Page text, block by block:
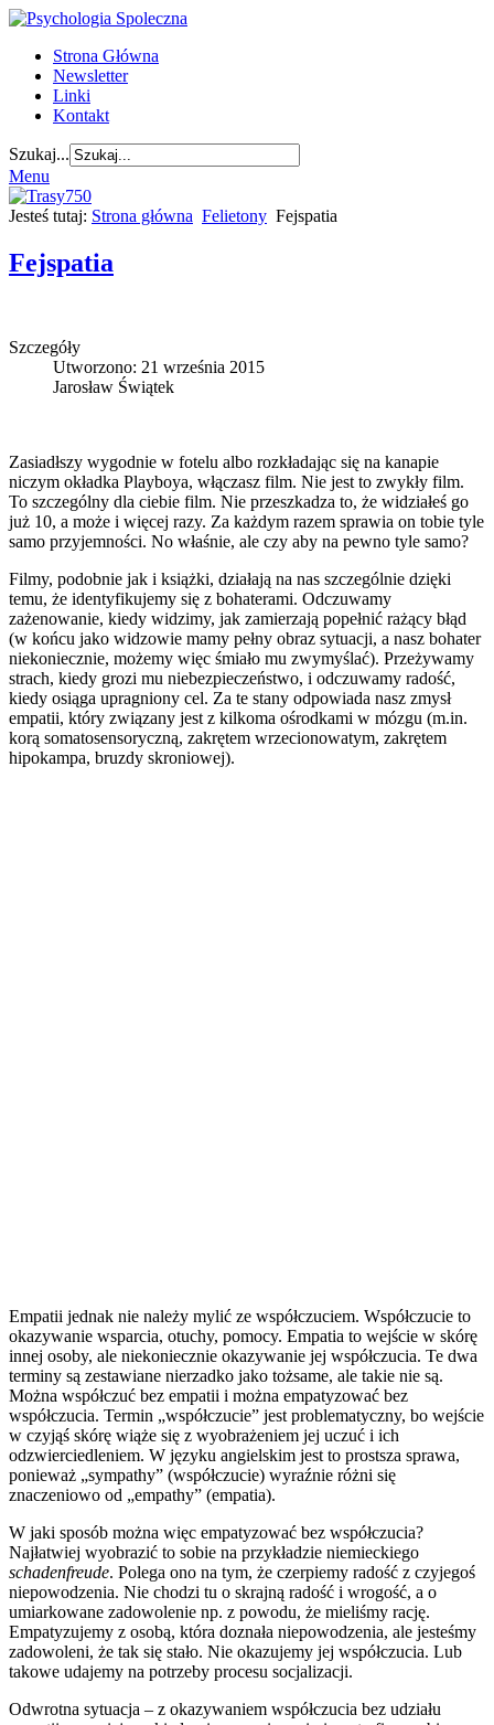
Strona Główna
Newsletter
Linki
Kontakt
Szukaj...
Menu
Jesteś tutaj: Strona główna Felietony Fejspatia
Fejspatia
Szczegóły
Utworzono: 21 września 2015
Jarosław Świątek
Zasiadłszy wygodnie w fotelu albo rozkładając się na kanapie
niczym okładka Playboya, włączasz film. Nie jest to zwykły film.
To szczególny dla ciebie film. Nie przeszkadza to, że widziałeś go
już 10, a może i więcej razy. Za każdym razem sprawia on tobie tyle
samo przyjemności. No właśnie, ale czy aby na pewno tyle samo?
Filmy, podobnie jak i książki, działają na nas szczególnie dzięki
temu, że identyfikujemy się z bohaterami. Odczuwamy
zażenowanie, kiedy widzimy, jak zamierzają popełnić rażący błąd
(w końcu jako widzowie mamy pełny obraz sytuacji, a nasz bohater
niekoniecznie, możemy więc śmiało mu zwymyślać). Przeżywamy
strach, kiedy grozi mu niebezpieczeństwo, i odczuwamy radość,
kiedy osiąga upragniony cel. Za te stany odpowiada nasz zmysł
empatii, który związany jest z kilkoma ośrodkami w mózgu (m.in.
korą somatosensoryczną, zakrętem wrzecionowatym, zakrętem
hipokampa, bruzdy skroniowej).
Empatii jednak nie należy mylić ze współczuciem. Współczucie to
okazywanie wsparcia, otuchy, pomocy. Empatia to wejście w skórę
innej osoby, ale niekoniecznie okazywanie jej współczucia. Te dwa
terminy są zestawiane nierzadko jako tożsame, ale takie nie są.
Można współczuć bez empatii i można empatyzować bez
współczucia. Termin „współczucie” jest problematyczny, bo wejście
w czyjąś skórę wiąże się z wyobrażeniem jej uczuć i ich
odzwierciedleniem. W języku angielskim jest to prostsza sprawa,
ponieważ „sympathy” (współczucie) wyraźnie różni się
znaczeniowo od „empathy” (empatia).
W jaki sposób można więc empatyzować bez współczucia?
Najłatwiej wyobrazić to sobie na przykładzie niemieckiego
schadenfreude. Polega ono na tym, że czerpiemy radość z czyjegoś
niepowodzenia. Nie chodzi tu o skrajną radość i wrogość, a o
umiarkowane zadowolenie np. z powodu, że mieliśmy rację.
Empatyzujemy z osobą, która doznała niepowodzenia, ale jesteśmy
zadowoleni, że tak się stało. Nie okazujemy jej współczucia. Lub
takowe udajemy na potrzeby procesu socjalizacji.
Odwrotna sytuacja – z okazywaniem współczucia bez udziału